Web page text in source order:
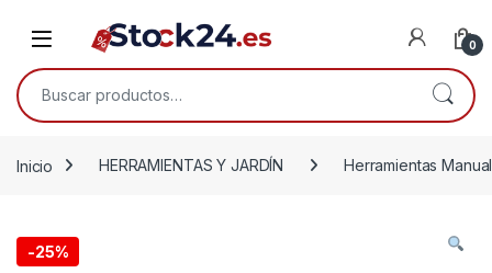
Open 0
Buscar por:
Inicio HERRAMIENTAS Y JARDÍN Herramientas
-25%